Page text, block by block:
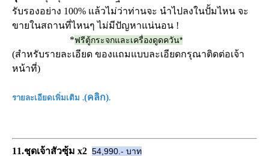
รับรองอย่าง 100% แล้วไม่ว่าท่านจะ นำไปลงในปั้มไหน จะ
ขายในสถานที่ไหนๆ ไม่มีปัญหาแน่นอน !
*ฟรีตู้กระจกและเครื่องดูดควัน*
(สำหรับรายละเอียด ของแถมแบบละเอียดกรุณาติดต่อเจ้า
หน้าที่)
รายละเอียดเพิ่มเติม .(คลิก).
11.ชุดเจ้าสัวซุ้ม x2 54,990.- บาท